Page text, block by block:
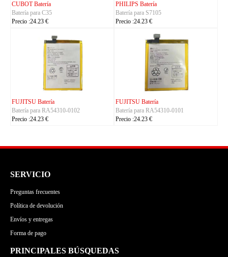
KYOCERA Batería
Batería para 5AAXBT134JAA
Precio :24.23 €
KYOCERA Batería
Batería para 5AAXBT113JAA
Precio :24.23 €
KYOCERA Batería
Batería para 5AAXBT155
Precio :24.23 €
ACE Batería
Batería para BAS022
Precio :24.23 €
SERVICIO
Preguntas frecuentes
Política de devolución
Envíos y entregas
Forma de pago
PRINCIPALES BÚSQUEDAS